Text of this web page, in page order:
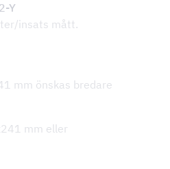
Y
insats mått.
mm önskas bredare
mm eller